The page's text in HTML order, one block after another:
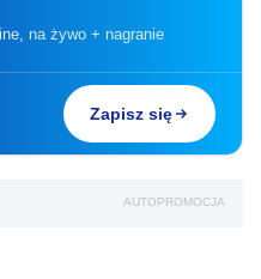
na żywo + nagranie
Zapisz się
AUTOPROMOCJA